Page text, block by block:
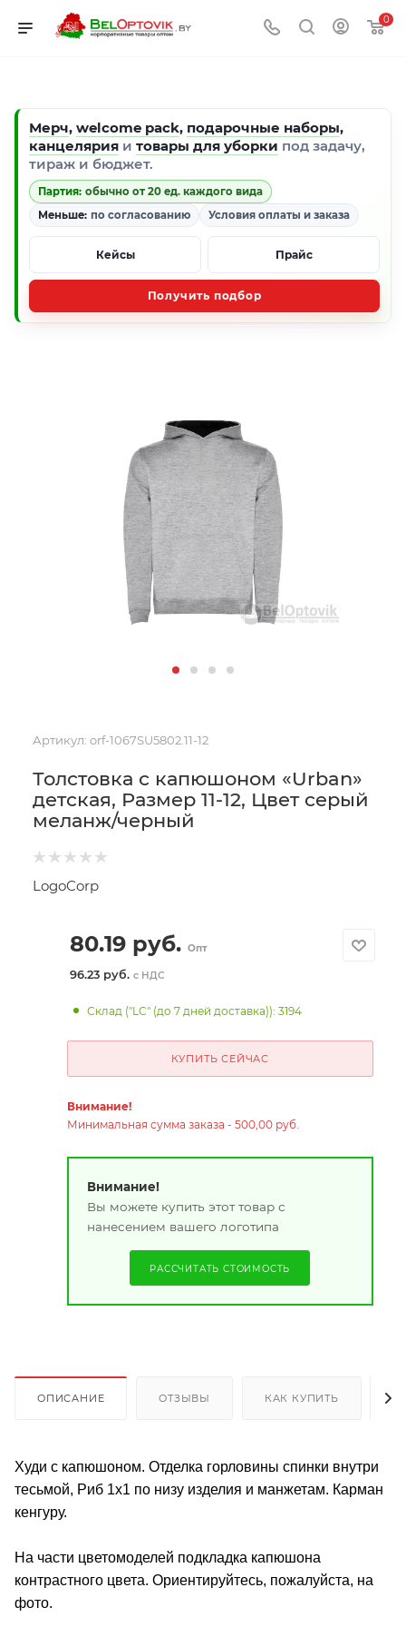
0
Мерч, welcome pack, подарочные наборы,
канцелярия и товары для уборки под задачу,
тираж и бюджет.
Партия: обычно от 20 ед. каждого вида
Меньше: по согласованию Условия оплаты и заказа
Кейсы Прайс
Получить подбор
Артикул: orf-1067SU5802.11-12
Толстовка с капюшоном «Urban»
детская, Размер 11-12, Цвет серый
меланж/черный
LogoCorp
80.19руб. Опт
96.23 руб. с НДС
Склад ("LC" (до 7 дней доставка)): 3194
КУПИТЬ СЕЙЧАС
Внимание!
Минимальная сумма заказа - 500,00 руб.
Внимание!
Вы можете купить этот товар с
нанесением вашего логотипа
РАССЧИТАТЬ СТОИМОСТЬ
ОПИСАНИЕ ОТЗЫВЫ КАК КУПИТЬ
Худи с капюшоном. Отделка горловины спинки внутри
тесьмой, Риб 1х1 по низу изделия и манжетам. Карман
кенгуру.
На части цветомоделей подкладка капюшона
контрастного цвета. Ориентируйтесь, пожалуйста, на
фото.